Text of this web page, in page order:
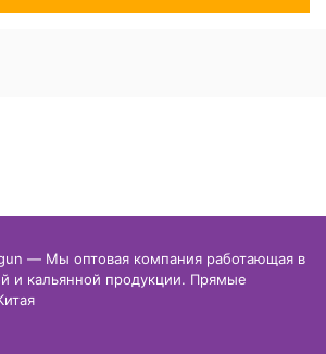
— Мы оптовая компания работающая в
и кальянной продукции. Прямые